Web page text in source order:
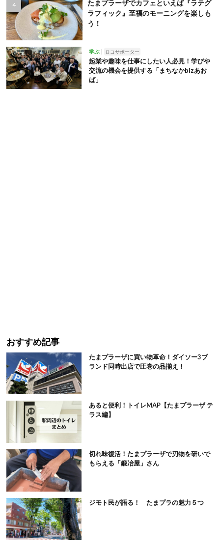
たまプラーザでカフェといえば『ラテグ
ラフィック』至福のモーニングを楽しも
う！
学ぶ ロコサポーター
起業や趣味を仕事にしたい人必見！学びや
交流の機会を提供する「まちなかbizあお
ば」
おすすめ記事
たまプラーザに買い物革命！ダイソー3ブ
ランド同時出店で圧巻の品揃え！
あると便利！トイレMAP【たまプラーザ テ
ラス編】
切れ味復活！たまプラーザで刃物を研いで
もらえる「鍛冶屋」さん
ジモト民が語る！ たまプラの魅力５つ